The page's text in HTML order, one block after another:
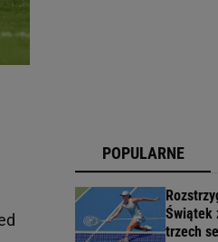
POPULARNE
Świątek
trzech